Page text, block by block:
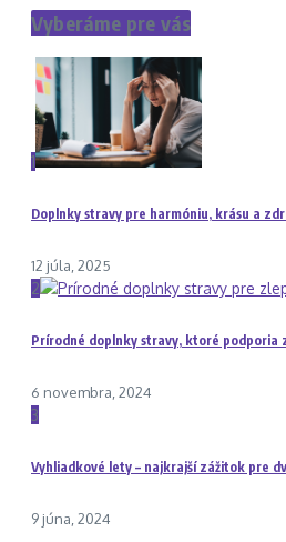
Vyberáme pre vás
1
Doplnky stravy pre harmóniu, krásu a
12 júla, 2025
2
Prírodné doplnky stravy, ktoré podporia
6 novembra, 2024
3
Vyhliadkové lety – najkrajší zážitok pre
9 júna, 2024